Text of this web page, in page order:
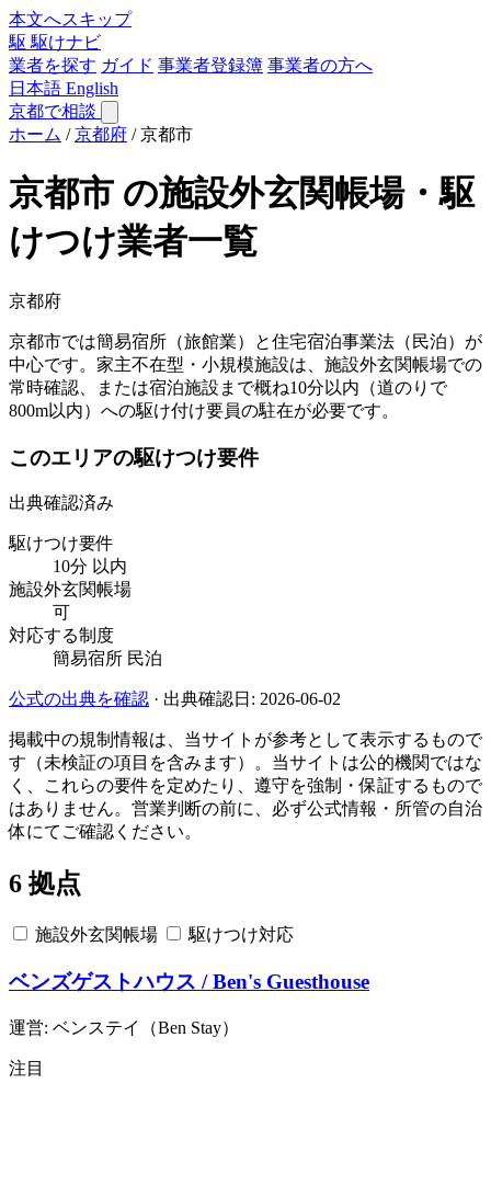
本文へスキップ
駆 駆けナビ
業者を探す ガイド 事業者登録簿 事業者の方へ
日本語 English
京都で相談
ホーム / 京都府 / 京都市
京都市 の施設外玄関帳場・駆
けつけ業者一覧
京都府
京都市では簡易宿所（旅館業）と住宅宿泊事業法（民泊）が
中心です。家主不在型・小規模施設は、施設外玄関帳場での
常時確認、または宿泊施設まで概ね10分以内（道のりで
800m以内）への駆け付け要員の駐在が必要です。
このエリアの駆けつけ要件
出典確認済み
駆けつけ要件
10分 以内
施設外玄関帳場
可
対応する制度
簡易宿所 民泊
公式の出典を確認 · 出典確認日: 2026-06-02
掲載中の規制情報は、当サイトが参考として表示するもので
す（未検証の項目を含みます）。当サイトは公的機関ではな
く、これらの要件を定めたり、遵守を強制・保証するもので
はありません。営業判断の前に、必ず公式情報・所管の自治
体にてご確認ください。
6 拠点
施設外玄関帳場 駆けつけ対応
ベンズゲストハウス / Ben's Guesthouse
運営: ベンステイ（Ben Stay）
注目